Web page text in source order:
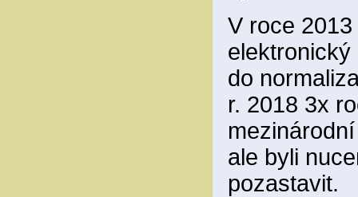
V roce
do
r. 2018 3x
ale byli
pozastavit.